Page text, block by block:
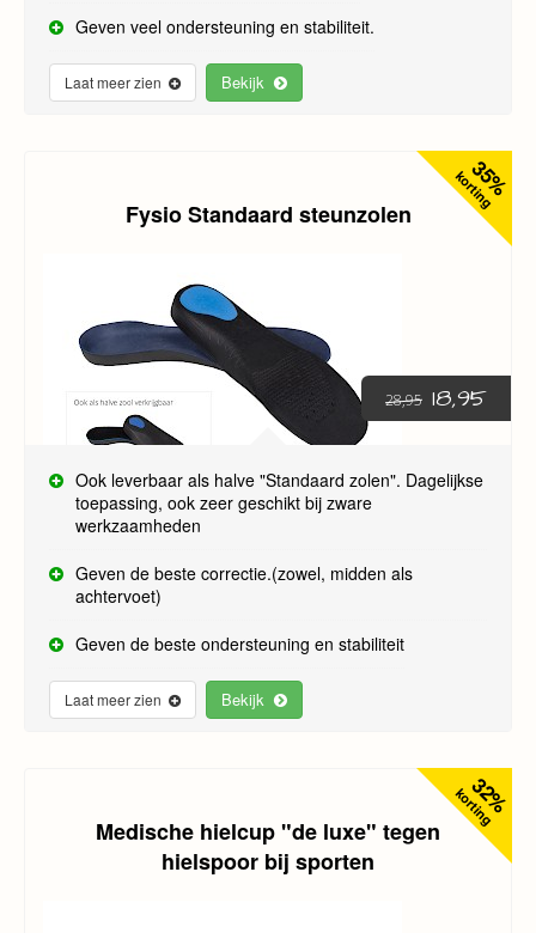
Geven veel ondersteuning en stabiliteit.
Laat meer zien Bekijk
35%
korting
Fysio Standaard steunzolen
28,95 18,95
Ook leverbaar als halve "Standaard zolen". Dagelijkse
toepassing, ook zeer geschikt bij zware
werkzaamheden
Geven de beste correctie.(zowel, midden als
achtervoet)
Geven de beste ondersteuning en stabiliteit
Laat meer zien Bekijk
32%
korting
Medische hielcup "de luxe" tegen
hielspoor bij sporten